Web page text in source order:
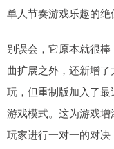
单人节奏游戏乐趣的绝
别误会，它原本就很
曲扩展之外，还新增
玩，但重制版加入了
游戏模式。这为游戏
玩家进行一对一的对